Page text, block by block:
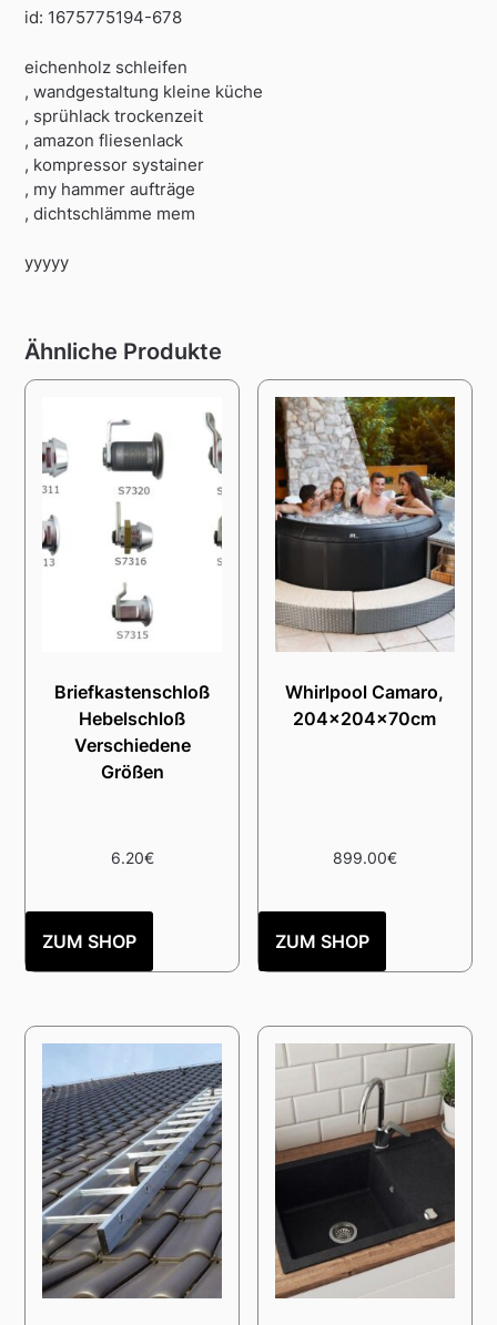
id: 1675775194-678
eichenholz schleifen
, wandgestaltung kleine küche
, sprühlack trockenzeit
, amazon fliesenlack
, kompressor systainer
, my hammer aufträge
, dichtschlämme mem
yyyyy
Ähnliche Produkte
Briefkastenschloß
Hebelschloß
Verschiedene
Größen
6.20€
ZUM SHOP
Whirlpool Camaro,
204x204x70cm
899.00€
ZUM SHOP